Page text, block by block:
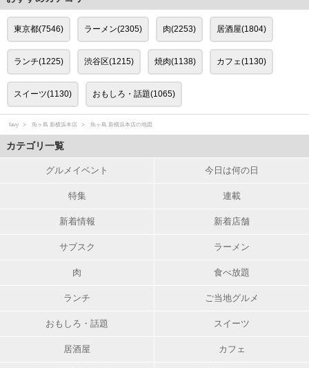
東京都(7546) ラーメン(2305) 肉(2253) 居酒屋(1804)
ランチ(1225) 渋谷区(1215) 焼肉(1138) カフェ(1130)
スイーツ(1130) おもしろ・話題(1065)
favy 魚ヶ島 新横浜本店 魚ヶ島 新横浜本店の地図
カテゴリ一覧
グルメイベント 今日は何の日
特集 連載
新着情報 新着店舗
サブスク ラーメン
肉 食べ放題
ランチ ご当地グルメ
おもしろ・話題 スイーツ
居酒屋 カフェ